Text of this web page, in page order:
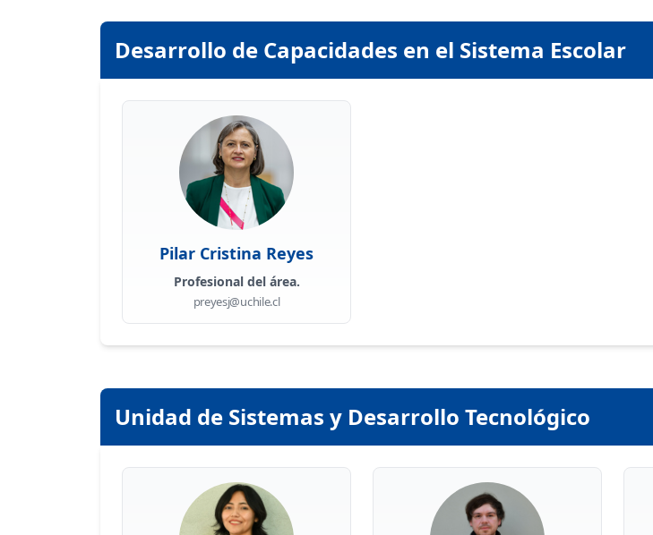
Desarrollo de Capacidades en el Sistema Escolar
Pilar Cristina Reyes
Profesional del área.
preyesj@uchile.cl
Unidad de Sistemas y Desarrollo Tecnológico